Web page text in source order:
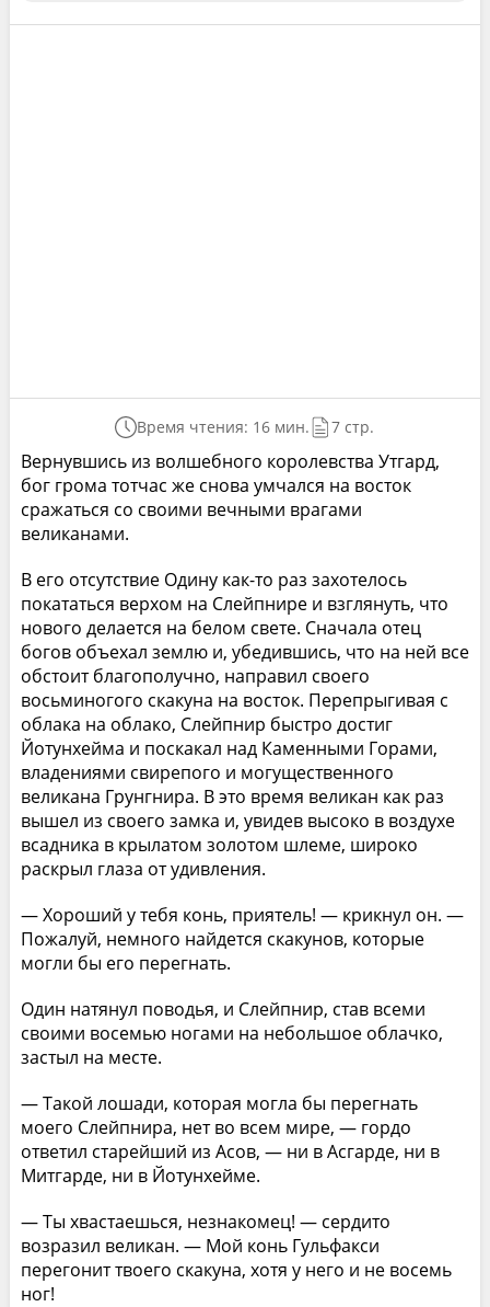
Время чтения: 16 мин. 7 стр.
Вернувшись из волшебного королевства Утгард,
бог грома тотчас же снова умчался на восток
сражаться со своими вечными врагами
великанами.
В его отсутствие Одину как-то раз захотелось
покататься верхом на Слейпнире и взглянуть, что
нового делается на белом свете. Сначала отец
богов объехал землю и, убедившись, что на ней все
обстоит благополучно, направил своего
восьминогого скакуна на восток. Перепрыгивая с
облака на облако, Слейпнир быстро достиг
Йотунхейма и поскакал над Каменными Горами,
владениями свирепого и могущественного
великана Грунгнира. В это время великан как раз
вышел из своего замка и, увидев высоко в воздухе
всадника в крылатом золотом шлеме, широко
раскрыл глаза от удивления.
— Хороший у тебя конь, приятель! — крикнул он. —
Пожалуй, немного найдется скакунов, которые
могли бы его перегнать.
Один натянул поводья, и Слейпнир, став всеми
своими восемью ногами на небольшое облачко,
застыл на месте.
— Такой лошади, которая могла бы перегнать
моего Слейпнира, нет во всем мире, — гордо
ответил старейший из Асов, — ни в Асгарде, ни в
Митгарде, ни в Йотунхейме.
— Ты хвастаешься, незнакомец! — сердито
возразил великан. — Мой конь Гульфакси
перегонит твоего скакуна, хотя у него и не восемь
ног!